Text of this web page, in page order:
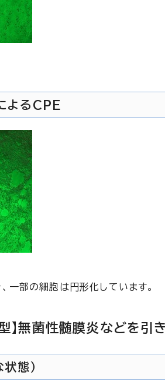
よるCPE
一部の細胞は円形化しています。
】無菌性髄膜炎などを引
態）